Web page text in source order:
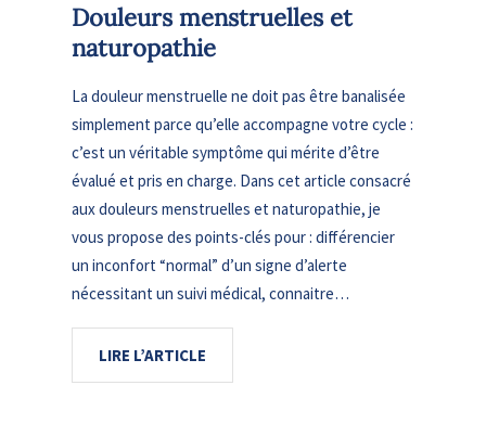
Douleurs menstruelles et
naturopathie
La douleur menstruelle ne doit pas être banalisée
simplement parce qu’elle accompagne votre cycle :
c’est un véritable symptôme qui mérite d’être
évalué et pris en charge. Dans cet article consacré
aux douleurs menstruelles et naturopathie, je
vous propose des points-clés pour : différencier
un inconfort “normal” d’un signe d’alerte
nécessitant un suivi médical, connaitre…
LIRE L’ARTICLE